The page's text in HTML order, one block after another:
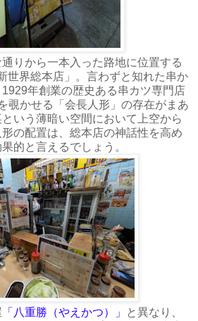
りから一本入った路地に位置する
世界総本店」。言わずと知れた串か
年創業の歴史ある串カツ専門店
覗かせる「会長人形」の存在がまあ
いう薄暗い空間において上空から
の配置は、総本店の神話性を高め
的と言えるでしょう。
「八重勝（やえかつ）」
と異なり、